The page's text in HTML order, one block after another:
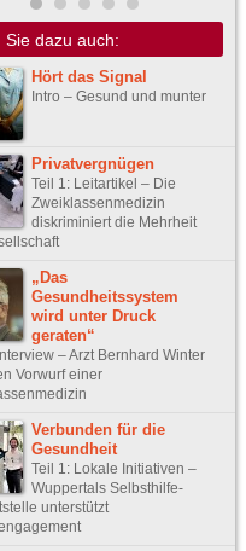
Sie dazu auch:
Hört das Signal
Intro – Gesund und munter
Privatvergnügen
Teil 1: Leitartikel – Die
Zweiklassenmedizin
diskriminiert die Mehrheit
„Das
Gesundheitssystem
wird unter Druck
geraten“
– Arzt Bernhard Winter
Vorwurf einer
Verbunden für die
Gesundheit
Teil 1: Lokale Initiativen –
Wuppertals Selbsthilfe-
unterstützt